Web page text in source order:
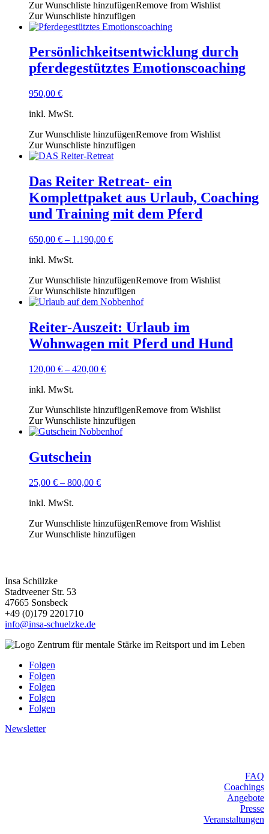
Zur Wunschliste hinzufügenRemove from Wishlist
Zur Wunschliste hinzufügen
Persönlichkeitsentwicklung durch
pferdegestütztes Emotionscoaching
950,00 €
inkl. MwSt.
Zur Wunschliste hinzufügenRemove from Wishlist
Zur Wunschliste hinzufügen
Das Reiter Retreat- ein
Komplettpaket aus Urlaub, Coaching
und Training mit dem Pferd
650,00 € – 1.190,00 €
inkl. MwSt.
Zur Wunschliste hinzufügenRemove from Wishlist
Zur Wunschliste hinzufügen
Reiter-Auszeit: Urlaub im
Wohnwagen mit Pferd und Hund
120,00 € – 420,00 €
inkl. MwSt.
Zur Wunschliste hinzufügenRemove from Wishlist
Zur Wunschliste hinzufügen
Gutschein
25,00 € – 800,00 €
inkl. MwSt.
Zur Wunschliste hinzufügenRemove from Wishlist
Zur Wunschliste hinzufügen
Insa Schülzke
Stadtveener Str. 53
47665 Sonsbeck
+49 (0)179 2201710
info@insa-schuelzke.de
Folgen
Folgen
Folgen
Folgen
Folgen
Newsletter
FAQ
Coachings
Angebote
Presse
Veranstaltungen